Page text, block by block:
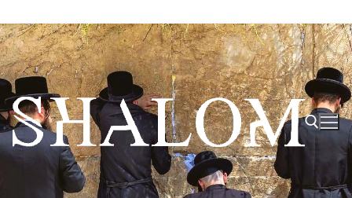
Hyppää
sisältöön
Hae: